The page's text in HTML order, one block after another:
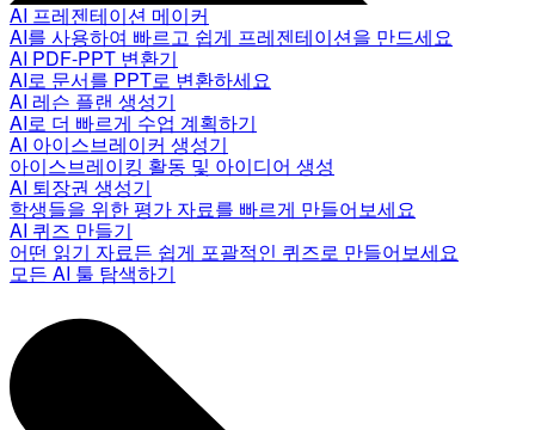
AI 프레젠테이션 메이커
AI를 사용하여 빠르고 쉽게 프레젠테이션을 만드세요
AI PDF-PPT 변환기
AI로 문서를 PPT로 변환하세요
AI 레슨 플랜 생성기
AI로 더 빠르게 수업 계획하기
AI 아이스브레이커 생성기
아이스브레이킹 활동 및 아이디어 생성
AI 퇴장권 생성기
학생들을 위한 평가 자료를 빠르게 만들어보세요
AI 퀴즈 만들기
어떤 읽기 자료든 쉽게 포괄적인 퀴즈로 만들어보세요
모든 AI 툴 탐색하기